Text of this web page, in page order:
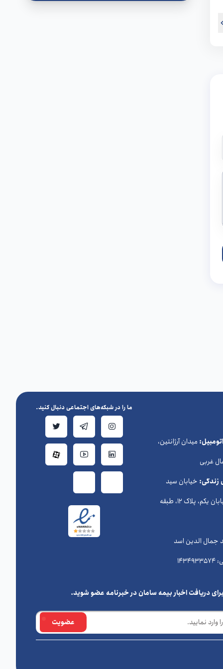
میدان آرژانتین،
غربی
خیابان سید
حسن نصرالله (وزراء) ، خیابان یکم، پلاک 12، طبقه
جمال الدین اسد
ما را در شبکه‌های اجتماعی دنبال کنید.
برای دریافت اخبار بیمه سامان در خبرنامه عضو شوید.
عضویت